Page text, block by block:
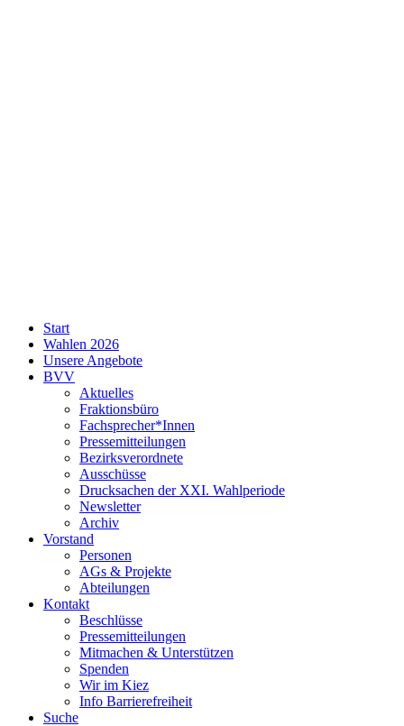
Neukölln
Start
Wahlen 2026
Unsere Angebote
BVV
Aktuelles
Fraktionsbüro
Fachsprecher*Innen
Pressemitteilungen
Bezirksverordnete
Ausschüsse
Drucksachen der XXI. Wahlperiode
Newsletter
Archiv
Vorstand
Personen
AGs & Projekte
Abteilungen
Kontakt
Beschlüsse
Pressemitteilungen
Mitmachen & Unterstützen
Spenden
Wir im Kiez
Info Barrierefreiheit
Suche